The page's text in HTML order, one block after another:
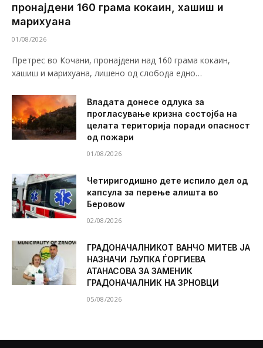
пронајдени 160 грама кокаин, хашиш и
марихуана
01/08/2026
Претрес во Кочани, пронајдени над 160 грама кокаин,
хашиш и марихуана, лишено од слобода едно…
Владата донесе одлука за
прогласување кризна состојба на
целата територија поради опасност
од пожари
01/08/2026
Четиригодишно дете испило дел од
капсула за перење алишта во
Беровоw
02/08/2026
ГРАДОНАЧАЛНИКОТ ВАНЧО МИТЕВ ЈА
НАЗНАЧИ ЉУПКА ЃОРГИЕВА
АТАНАСОВА ЗА ЗАМЕНИК
ГРАДОНАЧАЛНИК НА ЗРНОВЦИ
05/08/2026